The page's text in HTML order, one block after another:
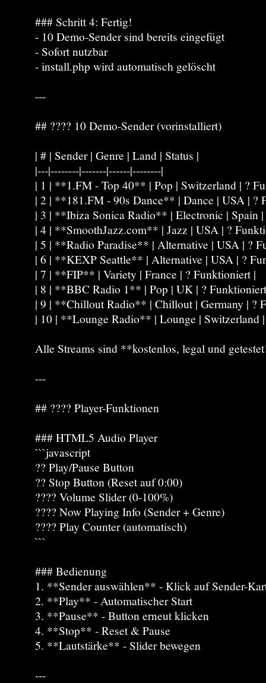
### Schritt 4: Fertig!
- 10 Demo-Sender sind bereits eingefügt
- Sofort nutzbar
- install.php wird automatisch gelöscht
---
## ???? 10 Demo-Sender (vorinstalliert)
| # | Sender | Genre | Land | Status |
|---|--------|-------|------|--------|
| 1 | **1.FM - Top 40** | Pop | Switzerland | ?
| 2 | **181.FM - 90s Dance** | Dance | USA | ?
| 3 | **Ibiza Sonica Radio** | Electronic | Spain
| 4 | **SmoothJazz.com** | Jazz | USA | ?
| 5 | **Radio Paradise** | Alternative | USA | ?
| 6 | **KEXP Seattle** | Alternative | USA | ?
| 7 | **FIP** | Variety | France | ? Funktioniert |
| 8 | **BBC Radio 1** | Pop | UK | ?
| 9 | **Chillout Radio** | Chillout | Germany | ?
| 10 | **Lounge Radio** | Lounge | Switzerland
Alle Streams sind **kostenlos, legal und
---
## ???? Player-Funktionen
### HTML5 Audio Player
```javascript
?? Play/Pause Button
?? Stop Button (Reset auf 0:00)
???? Volume Slider (0-100%)
???? Now Playing Info (Sender + Genre)
???? Play Counter (automatisch)
```
### Bedienung
1. **Sender auswählen** - Klick auf Sender-
2. **Play** - Automatischer Start
3. **Pause** - Button erneut klicken
4. **Stop** - Reset & Pause
5. **Lautstärke** - Slider bewegen
---